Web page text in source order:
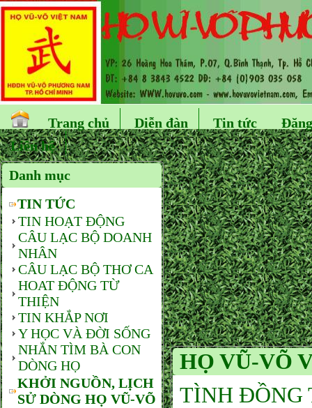
Trang chủ Diễn đàn Tin tức
Liên hệ
Danh mục
TIN TỨC
TIN HOẠT ĐỘNG
CÂU LẠC BỘ DOANH
NHÂN
CÂU LẠC BỘ THƠ CA
HOAT ĐỘNG TỪ
THIỆN
TIN KHẮP NƠI
Y HỌC VÀ ĐỜI SỐNG
NHẮN TÌM BÀ CON
DÒNG HỌ
KHỞI NGUỒN, LỊCH
SỬ DÒNG HỌ VŨ-VÕ
HỌ VŨ-VÕ
TÌNH ĐỒNG